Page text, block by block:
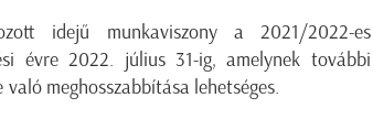
idejű munkaviszony a 2021/2022-es
évre 2022. július 31-ig, amelynek további
való meghosszabbítása lehetséges.